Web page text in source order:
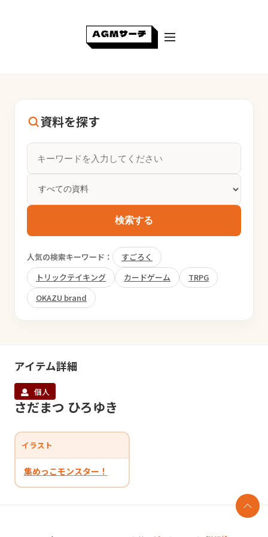
資料を探す
検索する
人気の検索キーワード：
すごろく
トリックテイキング
カードゲーム
TRPG
OKAZU brand
アイテム詳細
個人
さだまつ ひろゆき
イラスト
集めっこモンスター！